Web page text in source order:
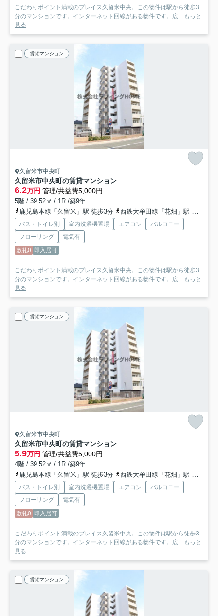
こだわりポイント満載のプレイス久留米中央。この物件は駅から徒歩3
分のマンションです。インターネット回線がある物件です。広... もっと
見る
賃貸マンション
久留米市中央町
久留米市中央町の賃貸マンション
6.2万円 管理/共益費5,000円
5階 / 39.52㎡ / 1R /築9年
鹿児島本線「久留米」駅 徒歩3分
西鉄大牟田線「花畑」駅 徒歩27分
バス・トイレ別 室内洗濯機置場 エアコン
バルコニー
フローリング
電気有
敷礼0 即入居可
こだわりポイント満載のプレイス久留米中央。この物件は駅から徒歩3
分のマンションです。インターネット回線がある物件です。広... もっと
見る
賃貸マンション
久留米市中央町
久留米市中央町の賃貸マンション
5.9万円 管理/共益費5,000円
4階 / 39.52㎡ / 1R /築9年
鹿児島本線「久留米」駅 徒歩3分
西鉄大牟田線「花畑」駅 徒歩27分
バス・トイレ別 室内洗濯機置場 エアコン
バルコニー
フローリング
電気有
敷礼0 即入居可
こだわりポイント満載のプレイス久留米中央。この物件は駅から徒歩3
分のマンションです。インターネット回線がある物件です。広... もっと
見る
賃貸マンション